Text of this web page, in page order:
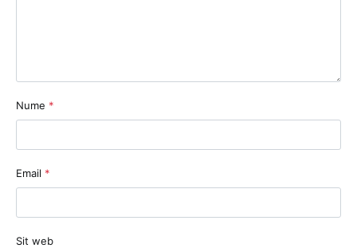
Nume *
Email *
Sit web